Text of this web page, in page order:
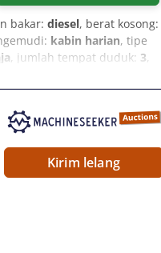
bakar: diesel, berat kosong:
kabin harian, tipe
, jumlah tempat duduk: 3,
Rem Elektronik), Port USB,
non-rokok, komputer
start-stop
Kirim lelang